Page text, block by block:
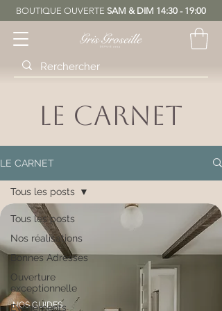
BOUTIQUE OUVERTE SAM & DIM 14:30 - 19:00
LE CARNET
LE CARNET
Tous les posts
Nos réalisations
Bonnes Adresses
Ouverture
exceptionnelle
Evénements
Tous les posts
NOS GUIDES